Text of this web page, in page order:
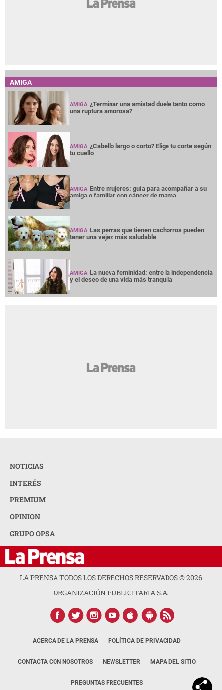
AMIGA
AMIGA ¿Terminar una amistad duele tanto como
una ruptura amorosa?
AMIGA ¿Cabello largo o corto? Elige tu corte según
tu cuello
AMIGA Entre mujeres: guía para acompañar a su
amiga o familiar con cáncer de mama
AMIGA Las perras que tienen cachorros pueden
tener una vejez más saludable
AMIGA La nueva feminidad: entre la independencia
y el deseo de una vida más tranquila
NOTICIAS
INTERÉS
PREMIUM
OPINION
GRUPO OPSA
LA PRENSA TODOS LOS DERECHOS RESERVADOS ©2026
ORGANIZACIÓN PUBLICITARIA S.A.
ACERCA DE LA PRENSA POLÍTICA DE PRIVACIDAD
CONTACTA CON NOSOTROS NEWSLETTER MAPA DEL SITIO
PREGUNTAS FRECUENTES